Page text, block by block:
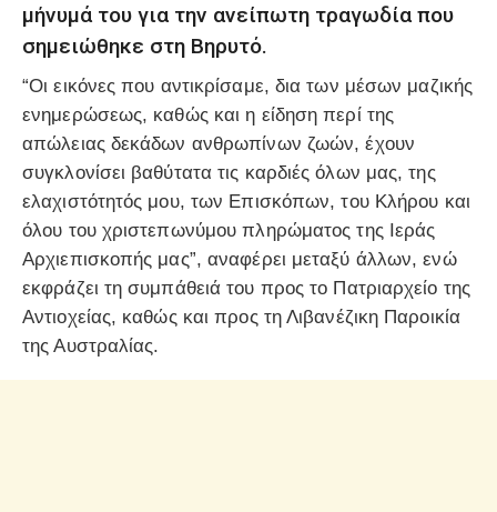
μήνυμά του για την ανείπωτη τραγωδία που
σημειώθηκε στη Βηρυτό.
“Οι εικόνες που αντικρίσαμε, δια των μέσων μαζικής
ενημερώσεως, καθώς και η είδηση περί της
απώλειας δεκάδων ανθρωπίνων ζωών, έχουν
συγκλονίσει βαθύτατα τις καρδιές όλων μας, της
ελαχιστότητός μου, των Επισκόπων, του Κλήρου και
όλου του χριστεπωνύμου πληρώματος της Ιεράς
Αρχιεπισκοπής μας”, αναφέρει μεταξύ άλλων, ενώ
εκφράζει τη συμπάθειά του προς το Πατριαρχείο της
Αντιοχείας, καθώς και προς τη Λιβανέζικη Παροικία
της Αυστραλίας.